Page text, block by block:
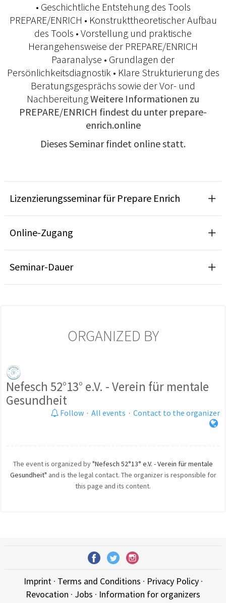
• Geschichtliche Entstehung des Tools
PREPARE/ENRICH • Konstrukttheoretischer Aufbau
des Tools • Vorstellung und praktische
Herangehensweise der PREPARE/ENRICH
Paaranalyse • Grundlagen der
Persönlichkeitsdiagnostik • Klare Strukturierung des
Beratungsgesprächs sowie der Vor- und
NachbereitungWeitere Informationen zu
PREPARE/ENRICH findest du unter prepare-
enrich.online
Dieses Seminar findet online statt.
Lizenzierungsseminar für Prepare Enrich
Online-Zugang
Seminar-Dauer
ORGANIZED BY
Nefesch 52°13° e.V. - Verein für mentale
Gesundheit
Follow · All events · Contact to the organizer
The event is organized by"Nefesch 52°13° e.V. - Verein für mentale
Gesundheit" and is the legal contact. The organizer is responsible for
this page and its content.
Imprint· Terms and Conditions · Privacy Policy·
Revocation · Jobs · Information for organizers